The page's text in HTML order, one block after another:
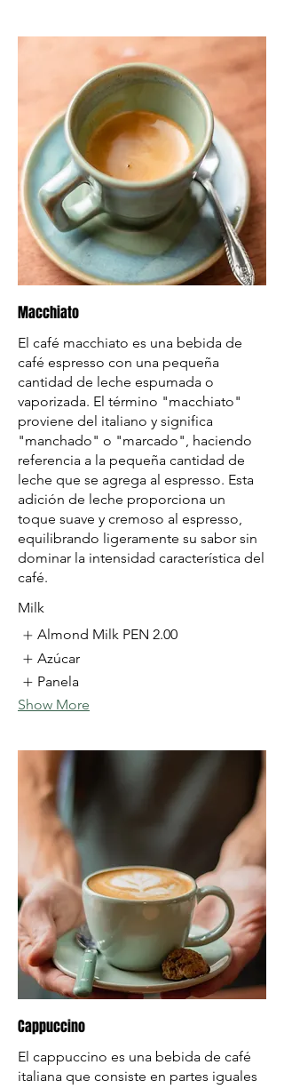
Macchiato
El café macchiato es una bebida de
café espresso con una pequeña
cantidad de leche espumada o
vaporizada. El término "macchiato"
proviene del italiano y significa
"manchado" o "marcado", haciendo
referencia a la pequeña cantidad de
leche que se agrega al espresso. Esta
adición de leche proporciona un
toque suave y cremoso al espresso,
equilibrando ligeramente su sabor sin
dominar la intensidad característica del
café.
Milk
Almond Milk PEN 2.00
Azúcar
Panela
Show More
Cappuccino
El cappuccino es una bebida de café
italiana que consiste en partes iguales